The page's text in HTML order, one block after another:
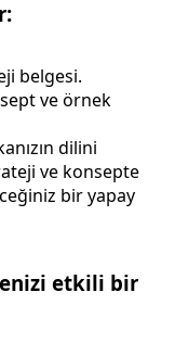
belgesi.
ve örnek
dilini
ve konsepte
bir yapay
etkili bir